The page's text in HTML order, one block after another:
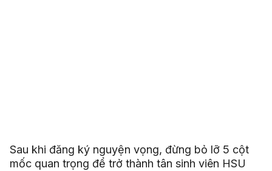
Sau khi đăng ký nguyện vọng, đừng bỏ lỡ 5 cột
mốc quan trọng để trở thành tân sinh viên HSU